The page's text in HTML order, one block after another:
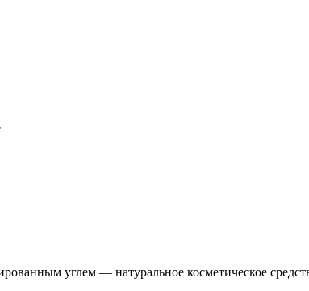
углем — натуральное косметическое